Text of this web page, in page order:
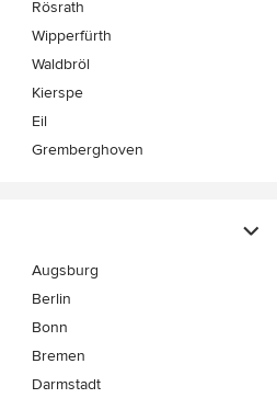
Rösrath
Wipperfürth
Waldbröl
Kierspe
Eil
Gremberghoven
Augsburg
Berlin
Bonn
Bremen
Darmstadt